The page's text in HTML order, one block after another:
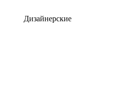
Дизайнерские